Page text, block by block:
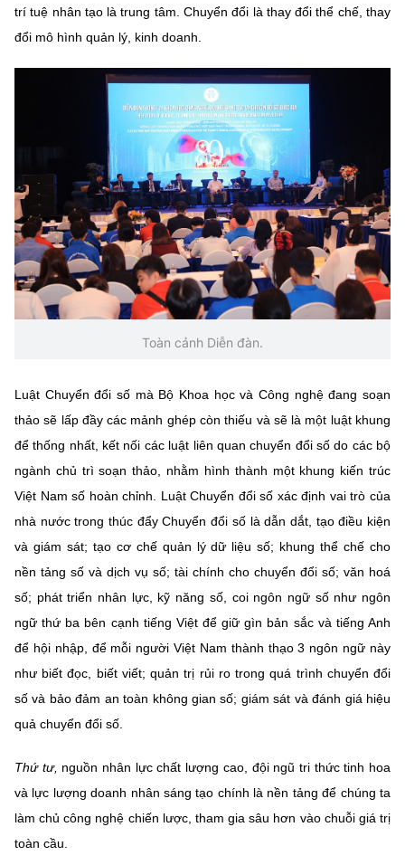
trí tuệ nhân tạo là trung tâm. Chuyển đổi là thay đổi thể chế, thay
đổi mô hình quản lý, kinh doanh.
Toàn cảnh Diễn đàn.
Luật Chuyển đổi số mà Bộ Khoa học và Công nghệ đang soạn
thảo sẽ lấp đầy các mảnh ghép còn thiếu và sẽ là một luật khung
để thống nhất, kết nối các luật liên quan chuyển đổi số do các bộ
ngành chủ trì soạn thảo, nhằm hình thành một khung kiến trúc
Việt Nam số hoàn chỉnh. Luật Chuyển đổi số xác định vai trò của
nhà nước trong thúc đẩy Chuyển đổi số là dẫn dắt, tạo điều kiện
và giám sát; tạo cơ chế quản lý dữ liệu số; khung thể chế cho
nền tảng số và dịch vụ số; tài chính cho chuyển đổi số; văn hoá
số; phát triển nhân lực, kỹ năng số, coi ngôn ngữ số như ngôn
ngữ thứ ba bên cạnh tiếng Việt để giữ gìn bản sắc và tiếng Anh
để hội nhập, để mỗi người Việt Nam thành thạo 3 ngôn ngữ này
như biết đọc, biết viết; quản trị rủi ro trong quá trình chuyển đổi
số và bảo đảm an toàn không gian số; giám sát và đánh giá hiệu
quả chuyển đổi số.
Thứ tư, nguồn nhân lực chất lượng cao, đội ngũ tri thức tinh hoa
và lực lượng doanh nhân sáng tạo chính là nền tảng để chúng ta
làm chủ công nghệ chiến lược, tham gia sâu hơn vào chuỗi giá trị
toàn cầu.